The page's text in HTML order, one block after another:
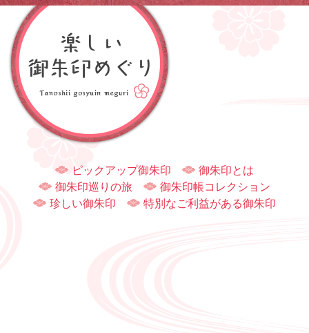
ピックアップ御朱印
御朱印とは
御朱印巡りの旅
御朱印帳コレクション
珍しい御朱印
特別なご利益がある御朱印